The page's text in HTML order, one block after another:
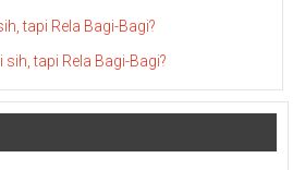
tapi Rela Bagi-Bagi?
sih, tapi Rela Bagi-Bagi?